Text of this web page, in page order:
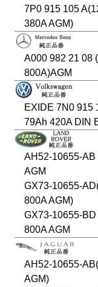
7P0 915 105
380A AGM)
A000 982 21 08
800A)AGM
EXIDE 7N0 915
79Ah 420A DIN
AH52-10655-AB
AGM
GX73-10655-
800A AGM)
GX73-10655-
800A AGM
AH52-10655-
AGM)